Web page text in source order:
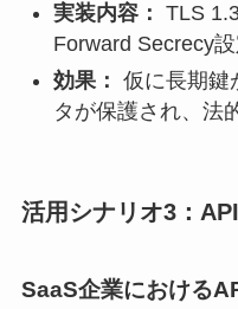
実装内容： TLS
Forward Secrecy設
効果： 仮に長期鍵
タが保護され、法
活用シナリオ3：
SaaS企業における